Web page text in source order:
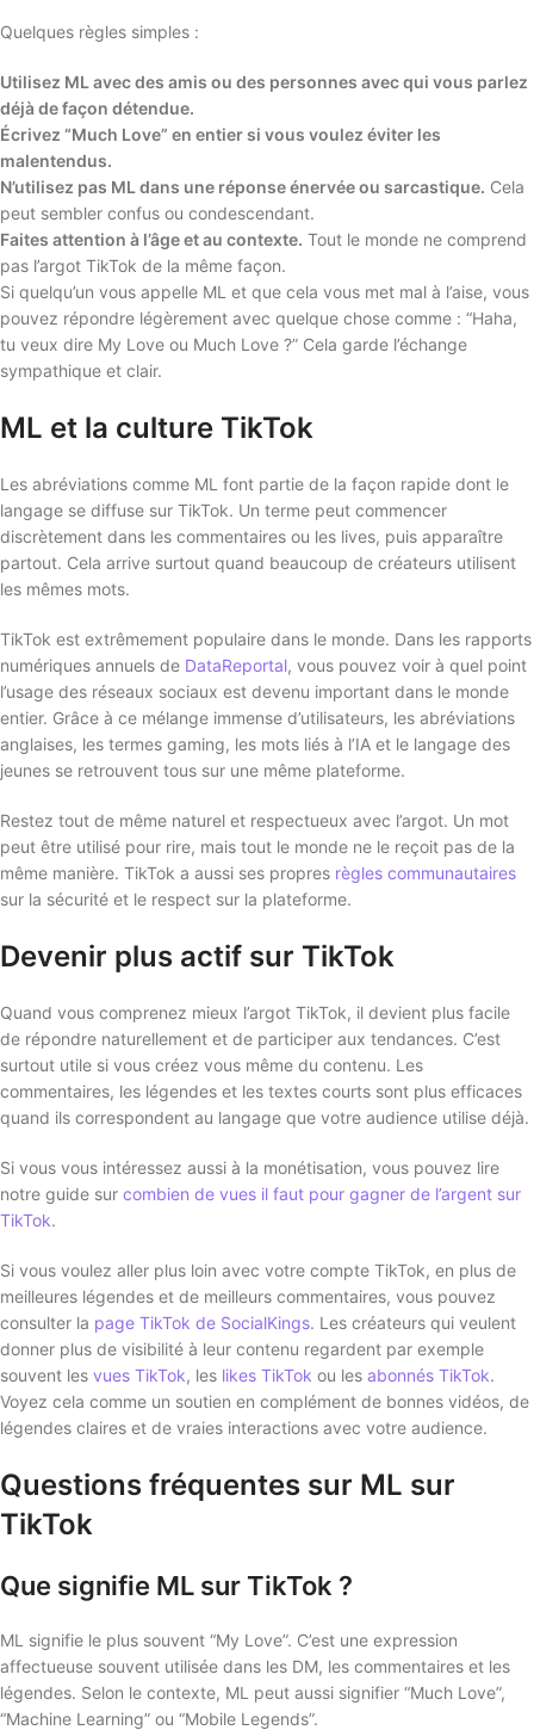
Quelques règles simples :
Utilisez ML avec des amis ou des personnes avec qui vous parlez
déjà de façon détendue.
Écrivez “Much Love” en entier si vous voulez éviter les
malentendus.
N’utilisez pas ML dans une réponse énervée ou sarcastique. Cela
peut sembler confus ou condescendant.
Faites attention à l’âge et au contexte. Tout le monde ne comprend
pas l’argot TikTok de la même façon.
Si quelqu’un vous appelle ML et que cela vous met mal à l’aise, vous
pouvez répondre légèrement avec quelque chose comme : “Haha,
tu veux dire My Love ou Much Love ?” Cela garde l’échange
sympathique et clair.
ML et la culture TikTok
Les abréviations comme ML font partie de la façon rapide dont le
langage se diffuse sur TikTok. Un terme peut commencer
discrètement dans les commentaires ou les lives, puis apparaître
partout. Cela arrive surtout quand beaucoup de créateurs utilisent
les mêmes mots.
TikTok est extrêmement populaire dans le monde. Dans les rapports
numériques annuels de DataReportal, vous pouvez voir à quel point
l’usage des réseaux sociaux est devenu important dans le monde
entier. Grâce à ce mélange immense d’utilisateurs, les abréviations
anglaises, les termes gaming, les mots liés à l’IA et le langage des
jeunes se retrouvent tous sur une même plateforme.
Restez tout de même naturel et respectueux avec l’argot. Un mot
peut être utilisé pour rire, mais tout le monde ne le reçoit pas de la
même manière. TikTok a aussi ses propres règles communautaires
sur la sécurité et le respect sur la plateforme.
Devenir plus actif sur TikTok
Quand vous comprenez mieux l’argot TikTok, il devient plus facile
de répondre naturellement et de participer aux tendances. C’est
surtout utile si vous créez vous même du contenu. Les
commentaires, les légendes et les textes courts sont plus efficaces
quand ils correspondent au langage que votre audience utilise déjà.
Si vous vous intéressez aussi à la monétisation, vous pouvez lire
notre guide sur combien de vues il faut pour gagner de l’argent sur
TikTok.
Si vous voulez aller plus loin avec votre compte TikTok, en plus de
meilleures légendes et de meilleurs commentaires, vous pouvez
consulter la page TikTok de SocialKings. Les créateurs qui veulent
donner plus de visibilité à leur contenu regardent par exemple
souvent les vues TikTok, les likes TikTok ou les abonnés TikTok.
Voyez cela comme un soutien en complément de bonnes vidéos, de
légendes claires et de vraies interactions avec votre audience.
Questions fréquentes sur ML sur
TikTok
Que signifie ML sur TikTok ?
ML signifie le plus souvent “My Love”. C’est une expression
affectueuse souvent utilisée dans les DM, les commentaires et les
légendes. Selon le contexte, ML peut aussi signifier “Much Love”,
“Machine Learning” ou “Mobile Legends”.